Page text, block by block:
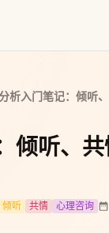
析入门笔记：倾听
倾听、
倾听 共情 心理咨询